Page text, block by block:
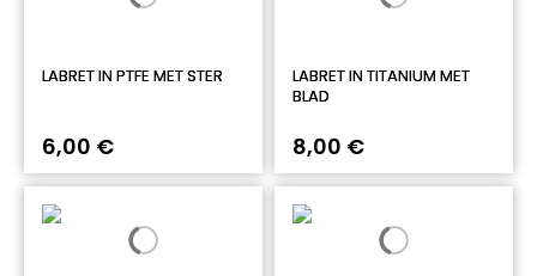
LABRET IN PTFE MET STER
6,00 €
LABRET IN TITANIUM MET
BLAD
8,00 €